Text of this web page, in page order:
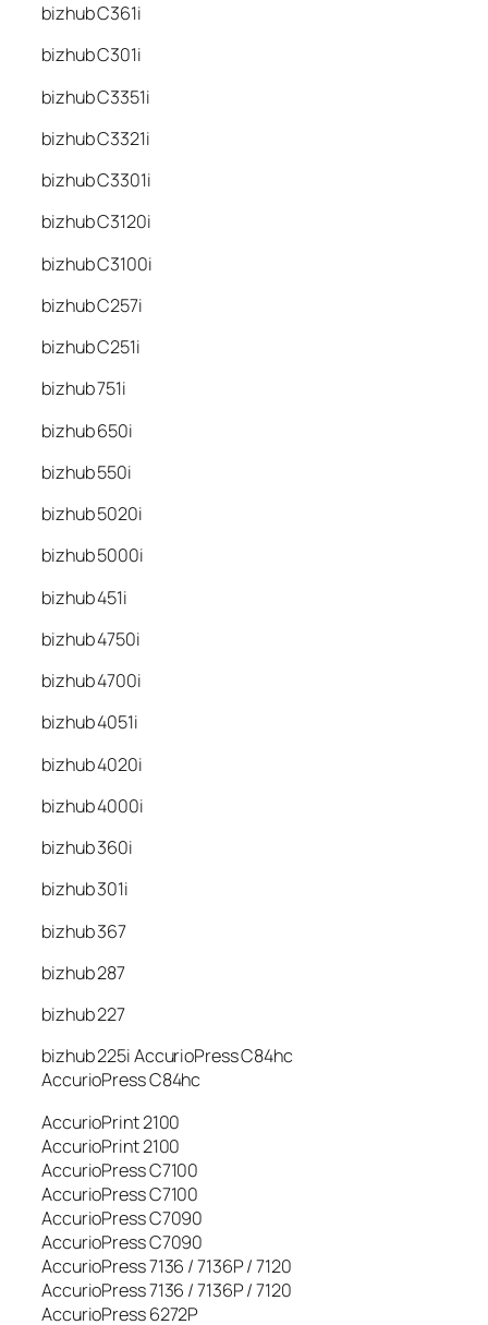
bizhub C361i
bizhub C301i
bizhub C3351i
bizhub C3321i
bizhub C3301i
bizhub C3120i
bizhub C3100i
bizhub C257i
bizhub C251i
bizhub 751i
bizhub 650i
bizhub 550i
bizhub 5020i
bizhub 5000i
bizhub 451i
bizhub 4750i
bizhub 4700i
bizhub 4051i
bizhub 4020i
bizhub 4000i
bizhub 360i
bizhub 301i
bizhub 367
bizhub 287
bizhub 227
bizhub 225i AccurioPress C84hc
AccurioPress C84hc
AccurioPrint 2100
AccurioPrint 2100
AccurioPress C7100
AccurioPress C7100
AccurioPress C7090
AccurioPress C7090
AccurioPress 7136 / 7136P / 7120
AccurioPress 7136 / 7136P / 7120
AccurioPress 6272P